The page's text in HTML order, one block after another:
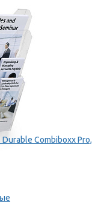
Combiboxx Pro,